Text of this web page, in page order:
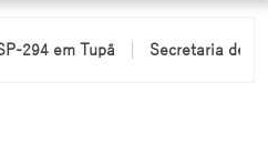
em Tupã Secretaria de